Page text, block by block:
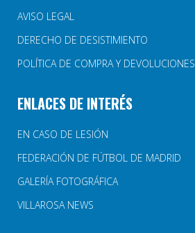
AVISO LEGAL
DERECHO DE DESISTIMIENTO
POLÍTICA DE COMPRA Y DEVOLUCIONES
ENLACES DE INTERÉS
EN CASO DE LESIÓN
FEDERACIÓN DE FÚTBOL DE MADRID
GALERÍA FOTOGRÁFICA
VILLAROSA NEWS